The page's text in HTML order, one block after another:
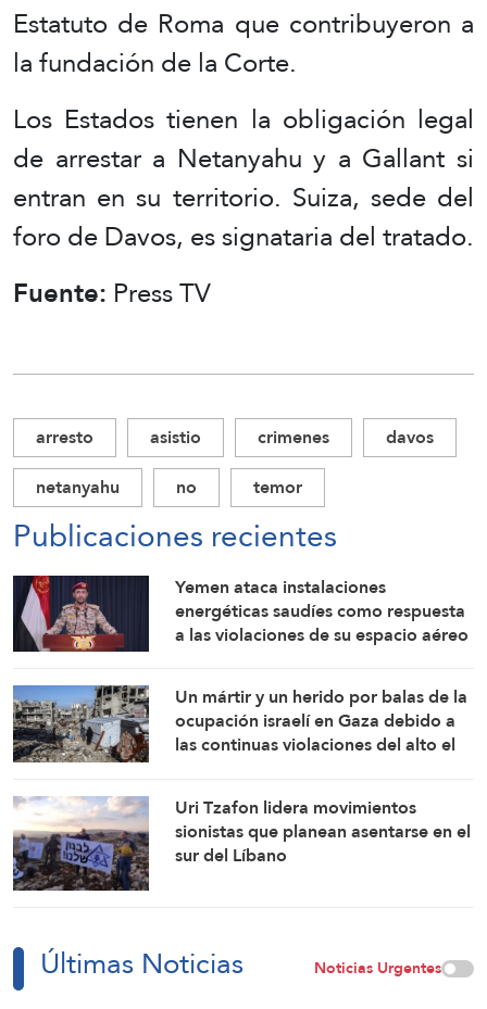
Estatuto de Roma que contribuyeron a
la fundación de la Corte.
Los Estados tienen la obligación legal
de arrestar a Netanyahu y a Gallant si
entran en su territorio. Suiza, sede del
foro de Davos, es signataria del tratado.
Fuente: Press TV
arresto asistio crimenes
davos
netanyahu
no temor
Publicaciones recientes
Yemen ataca instalaciones
energéticas saudíes como respuesta
a las violaciones de su espacio aéreo
Un mártir y un herido por balas de la
ocupación israelí en Gaza debido a
las continuas violaciones del alto el
Uri Tzafon lidera movimientos
sionistas que planean asentarse en el
sur del Líbano
Últimas Noticias Noticias Urgentes